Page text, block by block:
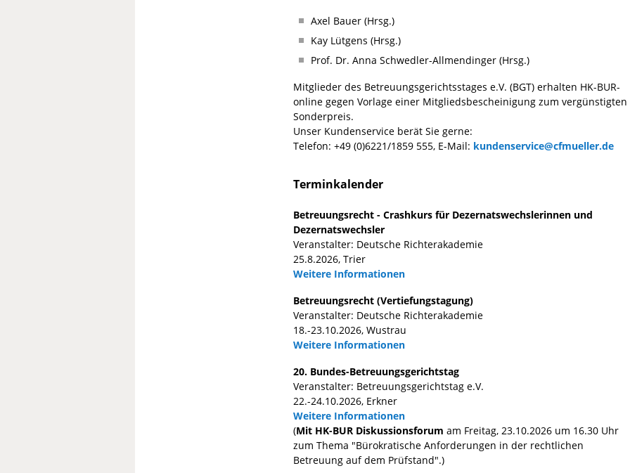
Axel Bauer (Hrsg.)
Kay Lütgens (Hrsg.)
Prof. Dr. Anna Schwedler-Allmendinger (Hrsg.)
Mitglieder des Betreuungsgerichtsstages e.V. (BGT) erhalten HK-BUR-
online gegen Vorlage einer Mitgliedsbescheinigung zum vergünstigten
Sonderpreis.
Unser Kundenservice berät Sie gerne:
Telefon: +49 (0)6221/1859 555, E-Mail: kundenservice@cfmueller.de
Terminkalender
Betreuungsrecht - Crashkurs für Dezernatswechslerinnen und
Dezernatswechsler
Veranstalter: Deutsche Richterakademie
25.8.2026, Trier
Weitere Informationen
Betreuungsrecht (Vertiefungstagung)
Veranstalter: Deutsche Richterakademie
18.-23.10.2026, Wustrau
Weitere Informationen
20. Bundes-Betreuungsgerichtstag
Veranstalter: Betreuungsgerichtstag e.V.
22.-24.10.2026, Erkner
Weitere Informationen
(Mit HK-BUR Diskussionsforum am Freitag, 23.10.2026 um 16.30 Uhr
zum Thema "Bürokratische Anforderungen in der rechtlichen
Betreuung auf dem Prüfstand".)